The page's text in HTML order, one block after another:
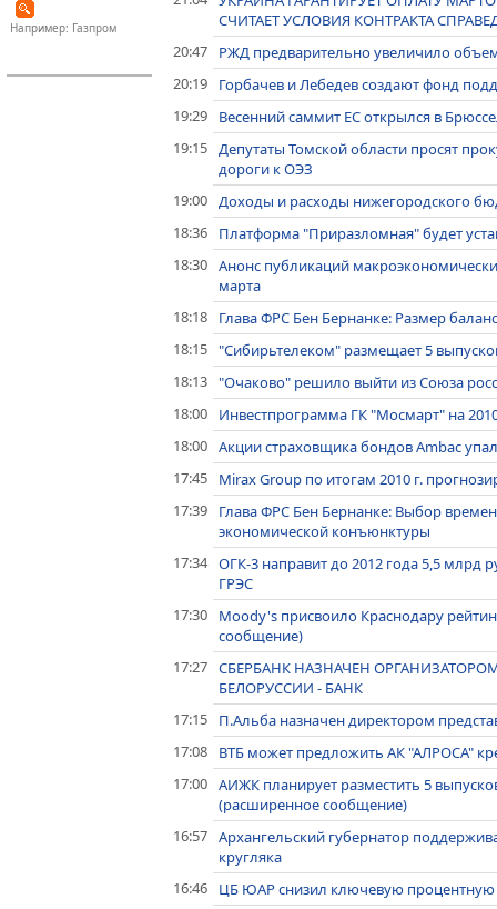
Например: Газпром
СЧИТАЕТ УСЛОВИЯ КОНТРАКТА
20:47
РЖД предварительно увеличило
20:19
Горбачев и Лебедев создают фонд
19:29
Весенний саммит ЕС открылся в
19:15 Депутаты Томской области просят
дороги к ОЭЗ
19:00 Доходы и расходы нижегородского
18:36
Платформа "Приразломная" будет
18:30 Анонс публикаций
марта
18:18
Глава ФРС Бен Бернанке: Размер
18:15 "Сибирьтелеком" размещает 5
18:13 "Очаково" решило выйти из Союза
18:00
Инвестпрограмма ГК "Мосмарт" на
18:00 Акции страховщика бондов Ambac
17:45
Mirax Group по итогам 2010 г.
17:39
Глава ФРС Бен Бернанке: Выбор
экономической конъюнктуры
17:34 ОГК-3 направит до 2012 года 5,5 млрд
ГРЭС
17:30
Moody's присвоило Краснодару
сообщение)
17:27 СБЕРБАНК НАЗНАЧЕН
БЕЛОРУССИИ - БАНК
17:15
П.Альба назначен директором
17:08
ВТБ может предложить АК "АЛРОСА"
17:00 АИЖК планирует разместить 5
(расширенное сообщение)
16:57 Архангельский губернатор
кругляка
16:46
ЦБ ЮАР снизил ключевую процентную